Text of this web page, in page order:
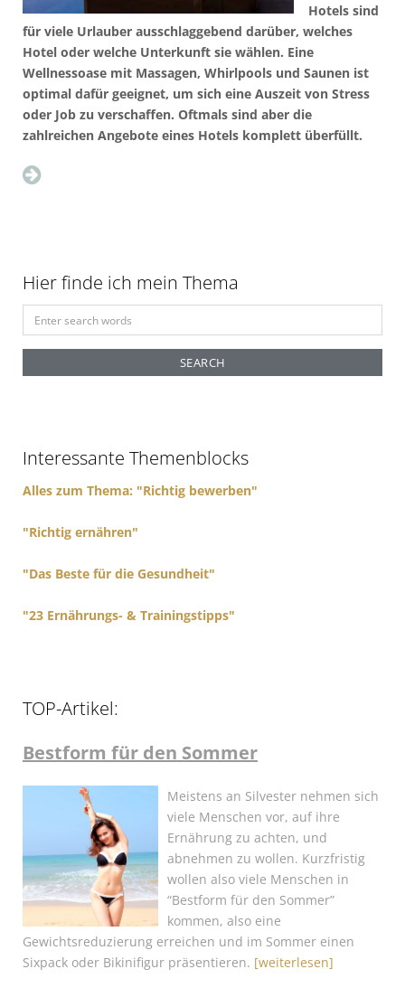
Hotels sind
für viele Urlauber ausschlaggebend darüber, welches
Hotel oder welche Unterkunft sie wählen. Eine
Wellnessoase mit Massagen, Whirlpools und Saunen ist
optimal dafür geeignet, um sich eine Auszeit von Stress
oder Job zu verschaffen. Oftmals sind aber die
zahlreichen Angebote eines Hotels komplett überfüllt.
Hier finde ich mein Thema
e
r
o
Interessante Themenblocks
Alles zum Thema: "Richtig bewerben"
"Richtig ernähren"
"Das Beste für die Gesundheit"
"23 Ernährungs- & Trainingstipps"
TOP-Artikel:
Bestform für den Sommer
Meistens an Silvester nehmen sich
viele Menschen vor, auf ihre
Ernährung zu achten, und
abnehmen zu wollen. Kurzfristig
wollen also viele Menschen in
“Bestform für den Sommer”
kommen, also eine
Gewichtsreduzierung erreichen und im Sommer einen
Sixpack oder Bikinifigur präsentieren. [weiterlesen]